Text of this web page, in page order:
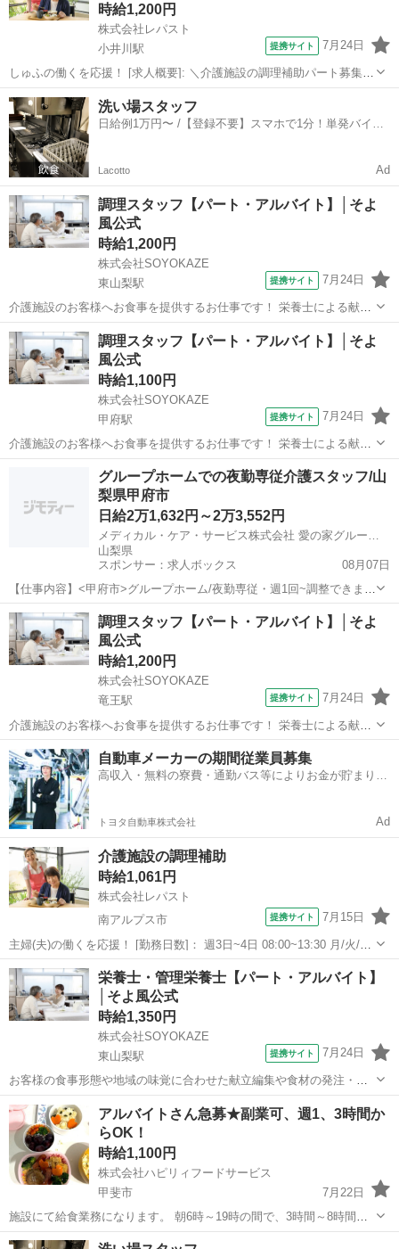
時給1,200円
株式会社レパスト
小井川駅
提携サイト 7月24日
しゅふの働くを応援！ [求人概要]: ＼介護施設の調理補助パート募集！
／未経験の方でもOK！簡単な調理と提供です★午前中のご勤務です
[職種名]: 介護施設の調理補助 [勤務地・最寄駅]: 山梨県南アルプス市
十日市場7...
山梨 南アルプス市 小井川駅
洗い場スタッフ
日給例1万円〜 /【登録不要】スマホで1分！単発バイト
Lacotto Ad
調理スタッフ【パート・アルバイト】│そよ
風公式
時給1,200円
株式会社SOYOKAZE
東山梨駅
提携サイト 7月24日
介護施設のお客様へお食事を提供するお仕事です！ 栄養士による献立
をもとに、調理業務等をお願いします。 ・調理業務全般 ・食材の検
品、在庫管理 ・配膳下膳、食器類の洗浄 ・厨房内の清掃、衛生管理
・帳票類の作成、管理 イベ...
山梨 山梨市 東山梨駅 その他
調理スタッフ【パート・アルバイト】│そよ
風公式
時給1,100円
株式会社SOYOKAZE
甲府駅
提携サイト 7月24日
介護施設のお客様へお食事を提供するお仕事です！ 栄養士による献立
をもとに、調理業務等をお願いします。 ・調理業務全般 ・食材の検
品、在庫管理 ・配膳下膳、食器類の洗浄 ・厨房内の清掃、衛生管理
・帳票類の作成、管理 イベ...
甲府駅
グループホームでの夜勤専従介護スタッフ/山
梨県甲府市
日給2万1,632円～2万3,552円
メディカル・ケア・サービス株式会社 愛の家グループホーム 甲府中央
山梨県
スポンサー：求人ボックス
08月07日
【仕事内容】<甲府市>グループホーム/夜勤専従・週1回~調整できま
す/経験不問/福利厚生も充実! 仕事内容 グループホームの夜勤専従・介
護職のお仕事です! (1ユニット:9名) <業務内容> ・夜間の見守り ・食
事、排泄等の介助...
アルバイト・パート
調理スタッフ【パート・アルバイト】│そよ
風公式
時給1,200円
株式会社SOYOKAZE
竜王駅
提携サイト 7月24日
介護施設のお客様へお食事を提供するお仕事です！ 栄養士による献立
をもとに、調理業務等をお願いします。 ・調理業務全般 ・食材の検
品、在庫管理 ・配膳下膳、食器類の洗浄 ・厨房内の清掃、衛生管理
・帳票類の作成、管理 イベ...
山梨 甲斐市 竜王駅
自動車メーカーの期間従業員募集
高収入・無料の寮費・通勤バス等によりお金が貯まりや
トヨタ自動車株式会社 Ad
介護施設の調理補助
時給1,061円
株式会社レパスト
南アルプス市
提携サイト 7月15日
主婦(夫)の働くを応援！ [勤務日数]： 週3日~4日 08:00~13:30 月/火/水/
木/金/土/日 などから選べます [勤務地・最寄駅]： 山梨県南アルプス市
十日市場727-1 特別養護老人ホーム 豊寿荘 ...
山梨 南アルプス市 その他
栄養士・管理栄養士【パート・アルバイト】
│そよ風公式
時給1,350円
株式会社SOYOKAZE
東山梨駅
提携サイト 7月24日
お客様の食事形態や地域の味覚に合わせた献立編集や食材の発注・在
庫管理、帳票作成、食材費の管理などを担当。 調理補助や配膳・下
膳、厨房の衛生管理にも携わり、イベント食や行事メニューの企画に
も関われます。 日々の食事を通じて、お...
山梨 山梨市 東山梨駅 その他
アルバイトさん急募★副業可、週1、3時間か
らOK！
時給1,100円
株式会社ハピリィフードサービス
甲斐市
7月22日
施設にて給食業務になります。 朝6時～19時の間で、3時間～8時間勤
務。 時間、勤務日数、シフト制によりますが、相談のります！ 特に朝
山梨 甲斐市 その他